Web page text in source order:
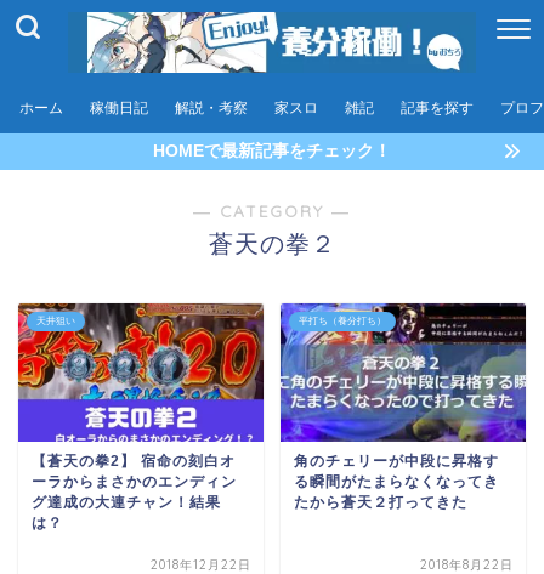
ホーム 稼働日記 解説・考察 家スロ 雑記 記事を探す プロ
HOMEで最新記事をチェック！
― CATEGORY ―
蒼天の拳２
天井狙い
【蒼天の拳2】 宿命の刻白オ
ーラからまさかのエンディン
グ達成の大連チャン！結果
は？
2018年12月22日
平打ち（養分打ち）
角のチェリーが中段に昇格す
る瞬間がたまらなくなってき
たから蒼天２打ってきた
2018年8月22日